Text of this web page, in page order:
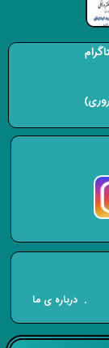
. درباره ی ما